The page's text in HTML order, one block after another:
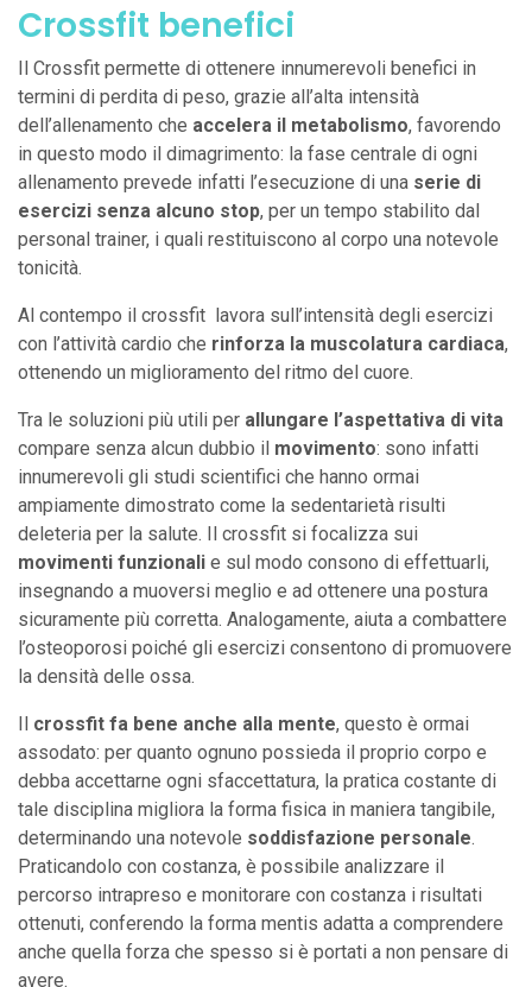
Crossfit benefici
Il Crossfit permette di ottenere innumerevoli benefici in
termini di perdita di peso, grazie all’alta intensità
dell’allenamento che accelera il metabolismo, favorendo
in questo modo il dimagrimento: la fase centrale di ogni
allenamento prevede infatti l’esecuzione di una serie di
esercizi senza alcuno stop, per un tempo stabilito dal
personal trainer, i quali restituiscono al corpo una notevole
tonicità.
Al contempo il crossfit lavora sull’intensità degli esercizi
con l’attività cardio che rinforza la muscolatura cardiaca,
ottenendo un miglioramento del ritmo del cuore.
Tra le soluzioni più utili per allungare l’aspettativa di vita
compare senza alcun dubbio il movimento: sono infatti
innumerevoli gli studi scientifici che hanno ormai
ampiamente dimostrato come la sedentarietà risulti
deleteria per la salute. Il crossfit si focalizza sui
movimenti funzionali e sul modo consono di effettuarli,
insegnando a muoversi meglio e ad ottenere una postura
sicuramente più corretta. Analogamente, aiuta a combattere
l’osteoporosi poiché gli esercizi consentono di promuovere
la densità delle ossa.
Il crossfit fa bene anche alla mente, questo è ormai
assodato: per quanto ognuno possieda il proprio corpo e
debba accettarne ogni sfaccettatura, la pratica costante di
tale disciplina migliora la forma fisica in maniera tangibile,
determinando una notevole soddisfazione personale.
Praticandolo con costanza, è possibile analizzare il
percorso intrapreso e monitorare con costanza i risultati
ottenuti, conferendo la forma mentis adatta a comprendere
anche quella forza che spesso si è portati a non pensare di
avere.